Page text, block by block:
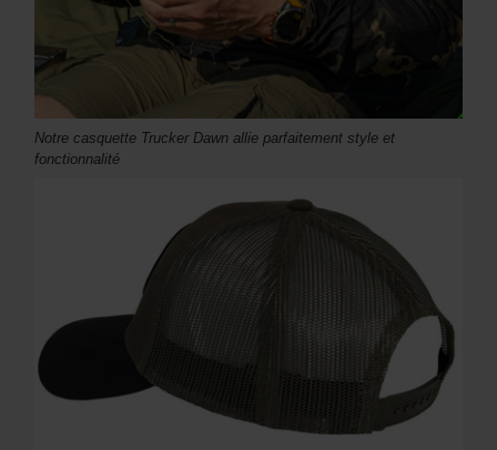
Notre casquette Trucker Dawn allie parfaitement style et
fonctionnalité